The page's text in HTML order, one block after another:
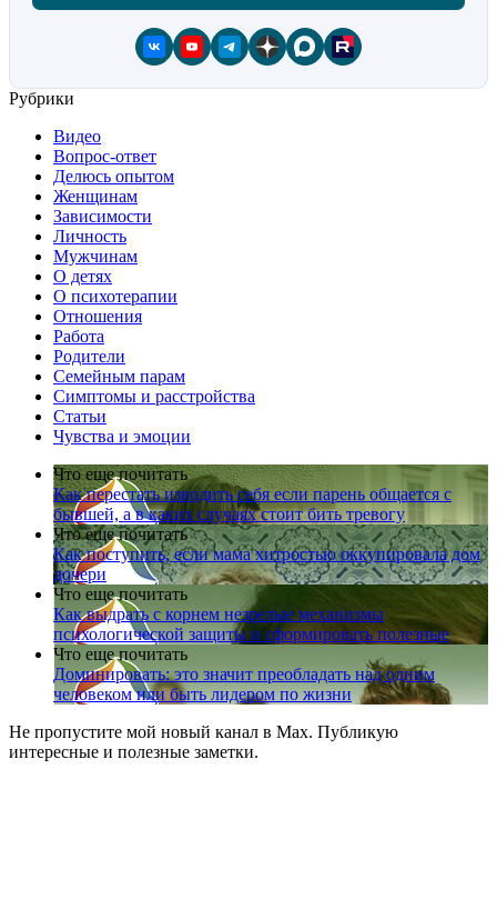
Рубрики
Видео
Вопрос-ответ
Делюсь опытом
Женщинам
Зависимости
Личность
Мужчинам
О детях
О психотерапии
Отношения
Работа
Родители
Семейным парам
Симптомы и расстройства
Статьи
Чувства и эмоции
Что еще почитать
Как перестать изводить себя если парень общается с
бывшей, а в каких случаях стоит бить тревогу
Что еще почитать
Как поступить, если мама хитростью оккупировала дом
дочери
Что еще почитать
Как выдрать с корнем незрелые механизмы
психологической защиты и сформировать полезные
Что еще почитать
Доминировать: это значит преобладать над одним
человеком или быть лидером по жизни
Не пропустите мой новый канал в Max. Публикую
интересные и полезные заметки.